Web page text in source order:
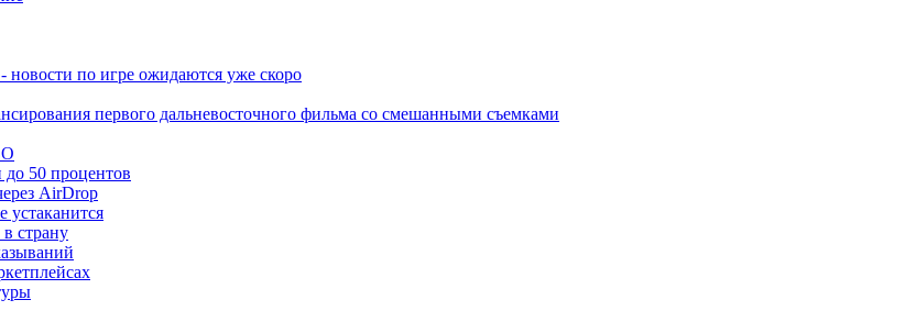
по игре ожидаются уже скоро
первого дальневосточного фильма со смешанными съемками
до 50 процентов
AirDrop
устаканится
страну